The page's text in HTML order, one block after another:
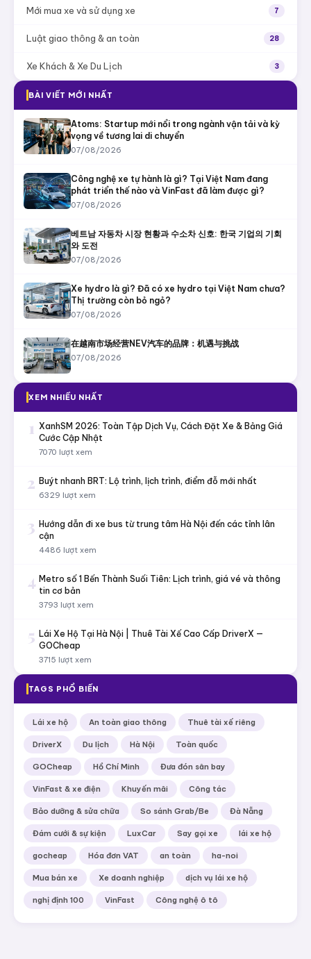
Mới mua xe và sử dụng xe 7
Luật giao thông & an toàn 28
Xe Khách & Xe Du Lịch 3
BÀI VIẾT MỚI NHẤT
Atoms: Startup mới nổi trong ngành vận tải và kỳ
vọng về tương lai di chuyển
07/08/2026
Công nghệ xe tự hành là gì? Tại Việt Nam đang
phát triển thế nào và VinFast đã làm được gì?
07/08/2026
베트남 자동차 시장 현황과 수소차 신호: 한국 기업의 기회
와 도전
07/08/2026
Xe hydro là gì? Đã có xe hydro tại Việt Nam chưa?
Thị trường còn bỏ ngỏ?
07/08/2026
在越南市场经营NEV汽车的品牌：机遇与挑战
07/08/2026
XEM NHIỀU NHẤT
1 XanhSM 2026: Toàn Tập Dịch Vụ, Cách Đặt Xe & Bảng Giá
Cước Cập Nhật
7070 lượt xem
2 Buýt nhanh BRT: Lộ trình, lịch trình, điểm đỗ mới nhất
6329 lượt xem
3 Hướng dẫn đi xe bus từ trung tâm Hà Nội đến các tỉnh lân
cận
4486 lượt xem
4 Metro số 1 Bến Thành Suối Tiên: Lịch trình, giá vé và thông
tin cơ bản
3793 lượt xem
5 Lái Xe Hộ Tại Hà Nội | Thuê Tài Xế Cao Cấp DriverX —
GOCheap
3715 lượt xem
TAGS PHỔ BIẾN
Lái xe hộ An toàn giao thông Thuê tài xế riêng
DriverX Du lịch Hà Nội Toàn quốc
GOCheap Hồ Chí Minh Đưa đón sân bay
VinFast & xe điện Khuyến mãi Công tác
Bảo dưỡng & sửa chữa So sánh Grab/Be Đà Nẵng
Đám cưới & sự kiện LuxCar Say gọi xe lái xe hộ
gocheap Hóa đơn VAT an toàn ha-noi
Mua bán xe Xe doanh nghiệp dịch vụ lái xe hộ
nghị định 100 VinFast Công nghệ ô tô